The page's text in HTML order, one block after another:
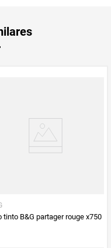
tinto B&G partager rouge x750